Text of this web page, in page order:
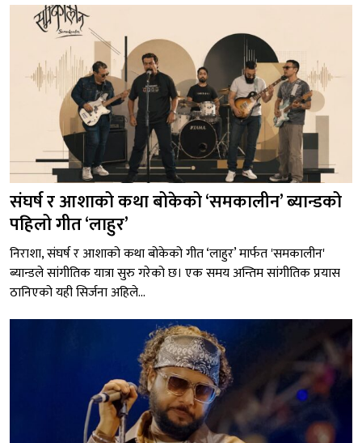
संघर्ष र आशाको कथा बोकेको ‘समकालीन’ ब्यान्डको
पहिलो गीत ‘लाहुर’
निराशा, संघर्ष र आशाको कथा बोकेको गीत ‘लाहुर’ मार्फत 'समकालीन'
ब्यान्डले सांगीतिक यात्रा सुरु गरेको छ। एक समय अन्तिम सांगीतिक प्रयास
ठानिएको यही सिर्जना अहिले...